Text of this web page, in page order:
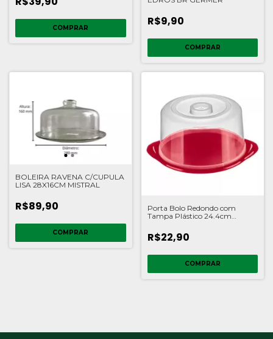
R$9,90
COMPRAR
BOLEIRA RAVENA C/CUPULA
LISA 28X16CM MISTRAL
R$89,90
Porta Bolo Redondo com
Tampa Plástico 24.4cm
R$22,90
COMPRAR